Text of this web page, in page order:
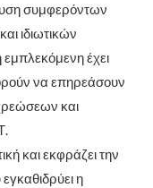
συμφερόντων
ιδιωτικών
έχει
να επηρεάσουν
και
και εκφράζει την
η